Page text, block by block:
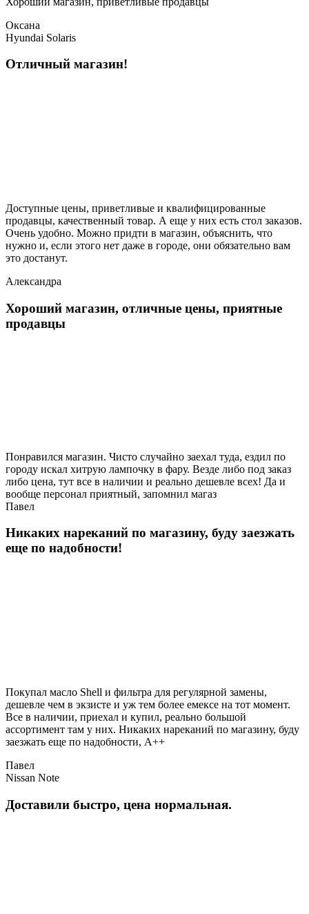
Оксана
Hyundai Solaris
Отличный магазин!
Доступные цены, приветливые и квалифицированные
продавцы, качественный товар. А еще у них есть стол заказов.
Очень удобно. Можно придти в магазин, объяснить, что
нужно и, если этого нет даже в городе, они обязательно вам
это достанут.
Александра
Хороший магазин, отличные цены, приятные
продавцы
Понравился магазин. Чисто случайно заехал туда, ездил по
городу искал хитрую лампочку в фару. Везде либо под заказ
либо цена, тут все в наличии и реально дешевле всех! Да и
вообще персонал приятный, запомнил магаз
Павел
Никаких нареканий по магазину, буду заезжать
еще по надобности!
Покупал масло Shell и фильтра для регулярной замены,
дешевле чем в экзисте и уж тем более емексе на тот момент.
Все в наличии, приехал и купил, реально большой
ассортимент там у них. Никаких нареканий по магазину, буду
заезжать еще по надобности, A++
Павел
Nissan Note
Доставили быстро, цена нормальная.